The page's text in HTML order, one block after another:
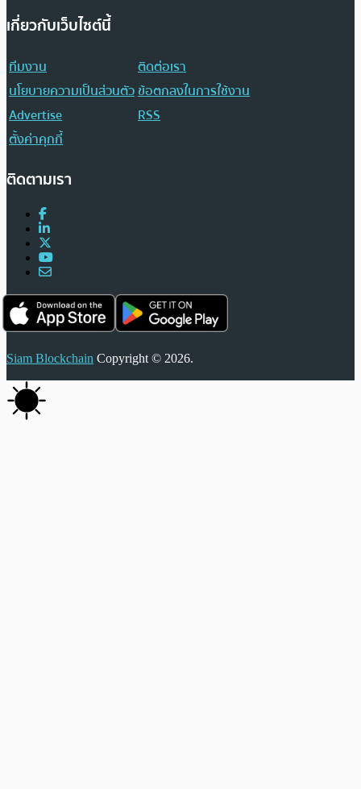
เกี่ยวกับเว็บไซต์นี้
ทีมงาน
ติดต่อเรา
นโยบายความเป็นส่วนตัวข้อตกลงในการใช้งาน
Advertise
RSS
ตั้งค่าคุกกี้
ติดตามเรา
Siam Blockchain Copyright © 2026.